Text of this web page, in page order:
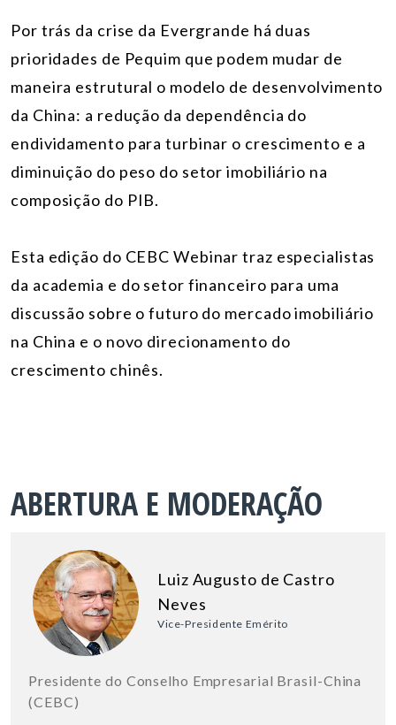
Por trás da crise da Evergrande há duas
prioridades de Pequim que podem mudar de
maneira estrutural o modelo de desenvolvimento
da China: a redução da dependência do
endividamento para turbinar o crescimento e a
diminuição do peso do setor imobiliário na
composição do PIB.
Esta edição do CEBC Webinar traz especialistas
da academia e do setor financeiro para uma
discussão sobre o futuro do mercado imobiliário
na China e o novo direcionamento do
crescimento chinês.
ABERTURA E MODERAÇÃO
Luiz Augusto de Castro
Neves
Vice-Presidente Emérito
Presidente do Conselho Empresarial Brasil-China
(CEBC)